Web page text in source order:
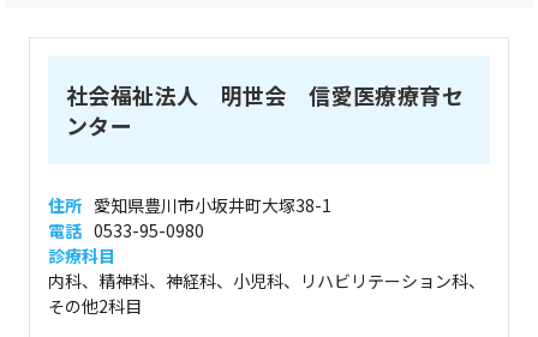
社会福祉法人 明世会 信愛医療療育セ
ンター
住所 愛知県豊川市小坂井町大塚38-1
電話 0533-95-0980
診療科目
内科、精神科、神経科、小児科、リハビリテーション科、
その他2科目